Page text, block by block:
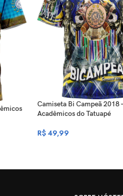
Camiseta Bi Campeã 2018 –
Acadêmicos do Tatuapé
R$ 49,99